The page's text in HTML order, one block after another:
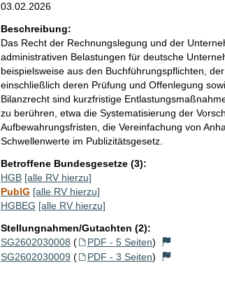
03.02.2026
Beschreibung:
Das Recht der Rechnungslegung und der
administrativen Belastungen für deutsche
beispielsweise aus den Buchführungspflichten,
einschließlich deren Prüfung und Offenlegung
Bilanzrecht sind kurzfristige
zu berühren, etwa die Systematisierung der
Aufbewahrungsfristen, die Vereinfachung von
Schwellenwerte im Publizitätsgesetz.
Betroffene Bundesgesetze (3):
HGB [alle RV hierzu]
PublG [alle RV hierzu]
HGBEG [alle RV hierzu]
Stellungnahmen/Gutachten (2):
SG2602030008 ( PDF - 5 Seiten)
SG2602030009 ( PDF - 3 Seiten)